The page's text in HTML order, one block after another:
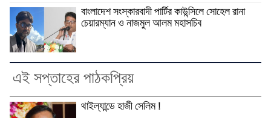
বাংলাদেশ সংস্কারবাদী পার্টির কাউন্সিলে সোহেল রানা
চেয়ারম্যান ও নাজমুল আলম মহাসচিব
এই সপ্তাহের পাঠকপ্রিয়
থাইল্যান্ডে হাজী সেলিম !